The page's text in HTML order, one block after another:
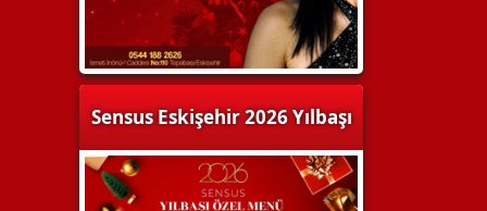
Sensus Eskişehir 2026 Yılbaşı